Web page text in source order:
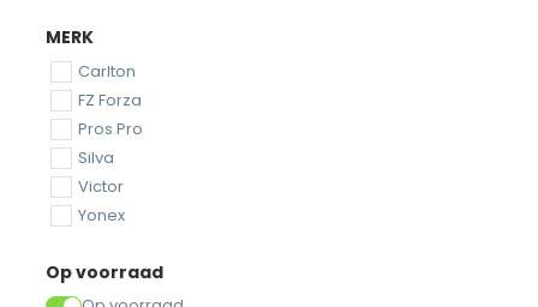
MERK
Carlton
FZ Forza
Pros Pro
Silva
Victor
Yonex
Op voorraad